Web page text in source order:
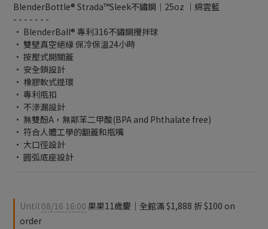
BlenderBottle® Strada™Sleek不鏽鋼｜25oz ｜綿雲藍
- - - - - - -
• BlenderBall® 專利316不鏽鋼攪拌球
• 雙壁真空絕緣 保冷保溫24小時
• 按壓式開關蓋
• 安全鎖設計
• 橡膠軟式提環
• 專利瓶扣
• 不滲漏設計
• 無雙酚A，無鄰苯二甲酸(BPA and Phthalate free)
• 符合人體工學的翻蓋和瓶嘴
• 大口徑設計
• 圓弧底座設計
Until 08/16 16:00 果果11歲慶｜全館滿 $1,888 折 $100 on
order